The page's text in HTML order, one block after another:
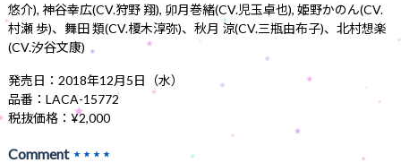
悠介), 神谷幸広(CV.狩野 翔), 卯月巻緒(CV.児玉卓也), 姫野かのん(CV.
村瀬 歩)、舞田 類(CV.榎木淳弥)、秋月 涼(CV.三瓶由布子)、北村想楽
(CV.汐谷文康)
発売日：2018年12月5日（水）
品番：LACA-15772
税抜価格：¥2,000
Comment ★★★★